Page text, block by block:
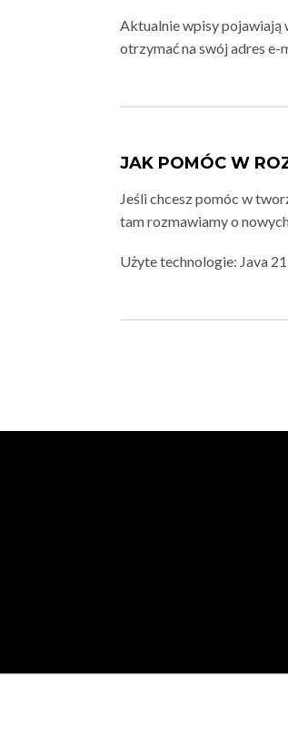
Aktualnie wpisy pojawiają
otrzymać na swój adres
JAK POMÓC W
Jeśli chcesz pomóc w
tam rozmawiamy o
Użyte technologie: Java